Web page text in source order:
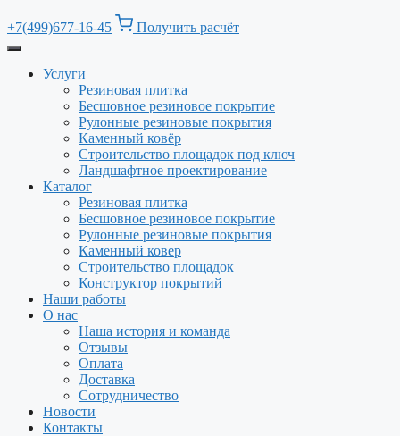
+7(499)677-16-45 Получить расчёт
Услуги
Резиновая плитка
Бесшовное резиновое покрытие
Рулонные резиновые покрытия
Каменный ковёр
Строительство площадок под ключ
Ландшафтное проектирование
Каталог
Резиновая плитка
Бесшовное резиновое покрытие
Рулонные резиновые покрытия
Каменный ковер
Строительство площадок
Конструктор покрытий
Наши работы
О нас
Наша история и команда
Отзывы
Оплата
Доставка
Сотрудничество
Новости
Контакты